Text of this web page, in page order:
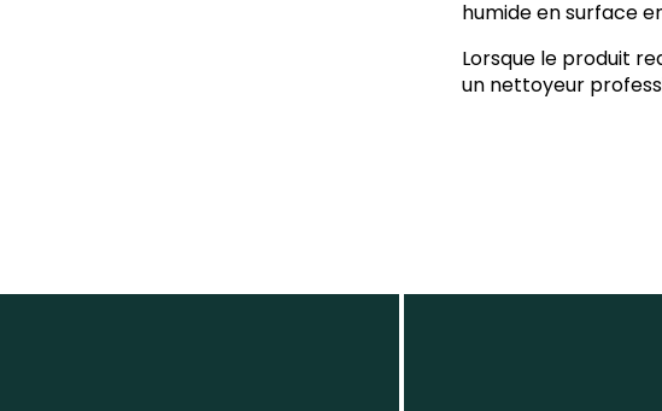
humide en surface
Lorsque le produit
un nettoyeur